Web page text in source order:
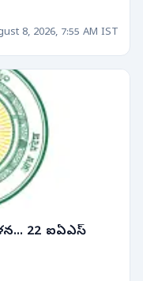
8, 2026, 7:55 AM IST
22 ఐఏఎస్